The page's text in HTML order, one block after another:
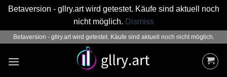
Betaversion - gllry.art wird getestet. Käufe sind aktuell noch
nicht möglich. Dismiss
Zum
springen
Betaversion - gllry.art wird getestet. Käufe sind aktuell noch nicht möglich.